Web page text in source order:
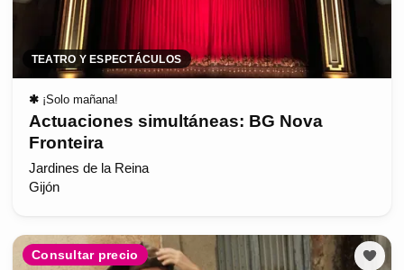
TEATRO Y ESPECTÁCULOS
✱ ¡Solo mañana!
Actuaciones simultáneas: BG Nova
Fronteira
Jardines de la Reina
Gijón
Consultar precio